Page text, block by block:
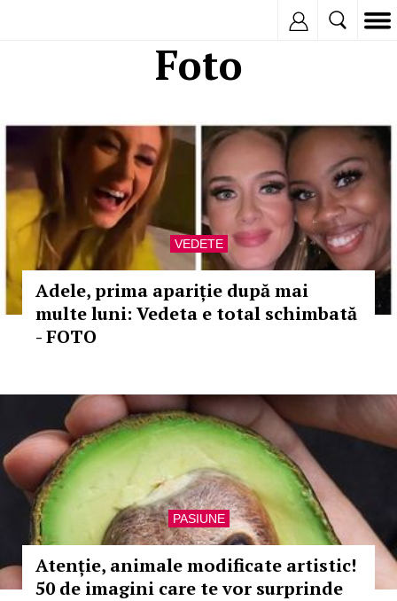
Foto
VEDETE
Adele, prima apariție după mai
multe luni: Vedeta e total schimbată
- FOTO
PASIUNE
Atenție, animale modificate artistic!
50 de imagini care te vor surprinde